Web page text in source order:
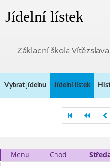
Jídelní lístek
Základní škola
Vybrat jídelnu Jídelní lístek
Menu Chod